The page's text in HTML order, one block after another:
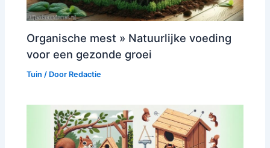
Organische mest » Natuurlijke voeding
voor een gezonde groei
Tuin / Door Redactie